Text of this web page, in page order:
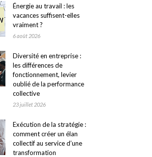
Énergie au travail : les
vacances suffisent-elles
vraiment ?
6 août 2026
Diversité en entreprise :
les différences de
fonctionnement, levier
oublié de la performance
collective
23 juillet 2026
Exécution de la stratégie :
comment créer un élan
collectif au service d’une
transformation